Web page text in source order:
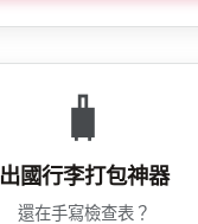
🧳
出國行李打包神器
還在手寫檢查表？